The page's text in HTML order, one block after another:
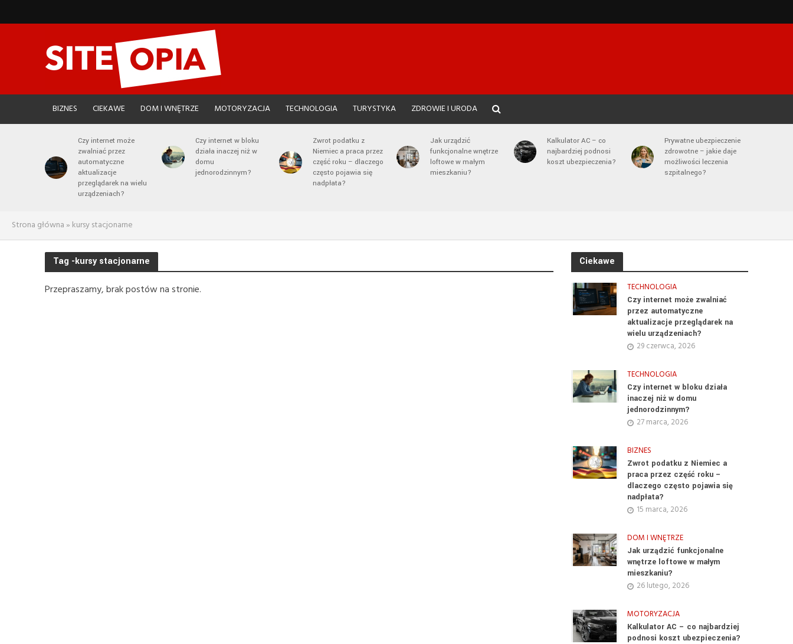
BIZNES CIEKAWE DOM I WNĘTRZE MOTORYZACJA TECHNOLOGIA TURYSTYKA ZDROWIE I URODA
Czy internet może
zwalniać przez
automatyczne
aktualizacje
przeglądarek na wielu
urządzeniach?
Czy internet w bloku
działa inaczej niż w
domu
jednorodzinnym?
Zwrot podatku z
Niemiec a praca przez
część roku – dlaczego
często pojawia się
nadpłata?
Jak urządzić
funkcjonalne wnętrze
loftowe w małym
mieszkaniu?
Kalkulator AC – co
najbardziej podnosi
koszt ubezpieczenia?
Prywatne ubezpieczenie
zdrowotne – jakie daje
możliwości leczenia
szpitalnego?
Strona główna » kursy stacjonarne
Tag -kursy stacjonarne
Przepraszamy, brak postów na stronie.
Ciekawe
TECHNOLOGIA
Czy internet może zwalniać
przez automatyczne
aktualizacje przeglądarek na
wielu urządzeniach?
29 czerwca, 2026
TECHNOLOGIA
Czy internet w bloku działa
inaczej niż w domu
jednorodzinnym?
27 marca, 2026
BIZNES
Zwrot podatku z Niemiec a
praca przez część roku –
dlaczego często pojawia się
nadpłata?
15 marca, 2026
DOM I WNĘTRZE
Jak urządzić funkcjonalne
wnętrze loftowe w małym
mieszkaniu?
26 lutego, 2026
MOTORYZACJA
Kalkulator AC – co najbardziej
podnosi koszt ubezpieczenia?